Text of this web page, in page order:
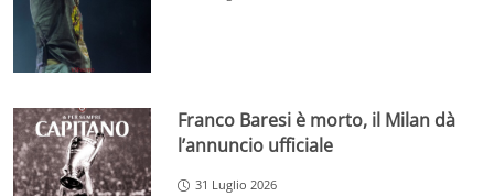
Franco Baresi è morto, il Milan dà
l’annuncio ufficiale
31 Luglio 2026